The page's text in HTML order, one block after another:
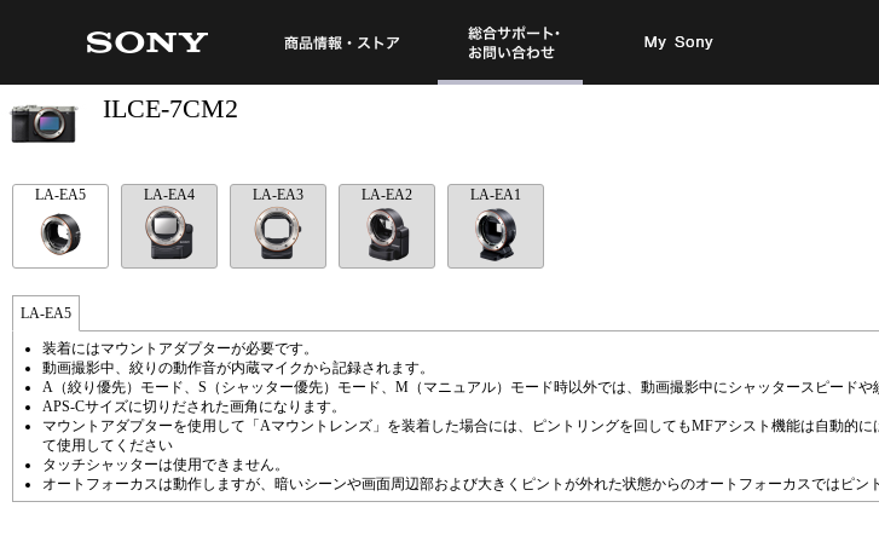
ILCE-7CM2
LA-EA5 LA-EA4 LA-EA3 LA-EA2 LA-EA1
LA-EA5
装着にはマウントアダプターが必要です。
動画撮影中、絞りの動作音が内蔵マイクから記録されます。
A（絞り優先）モード、S（シャッター優先）モード、M（マニュアル）モード時以外では、動画撮影中にシャッタースピードや
APS-Cサイズに切りだされた画角になります。
マウントアダプターを使用して「Aマウントレンズ」を装着した場合には、ピントリングを回してもMFアシスト機能は自動的
て使用してください
タッチシャッターは使用できません。
オートフォーカスは動作しますが、暗いシーンや画面周辺部および大きくピントが外れた状態からのオートフォーカスではピン